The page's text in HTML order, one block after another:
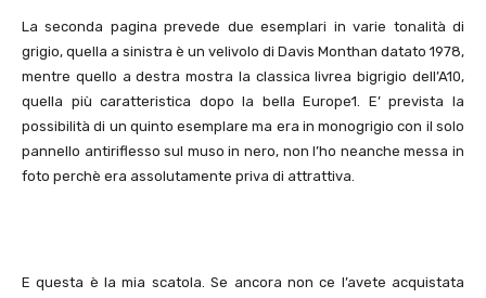
La seconda pagina prevede due esemplari in varie tonalità di
grigio, quella a sinistra è un velivolo di Davis Monthan datato 1978,
mentre quello a destra mostra la classica livrea bigrigio dell’A10,
quella più caratteristica dopo la bella Europe1. E’ prevista la
possibilità di un quinto esemplare ma era in monogrigio con il solo
pannello antiriflesso sul muso in nero, non l’ho neanche messa in
foto perchè era assolutamente priva di attrattiva.
E questa è la mia scatola. Se ancora non ce l’avete acquistata